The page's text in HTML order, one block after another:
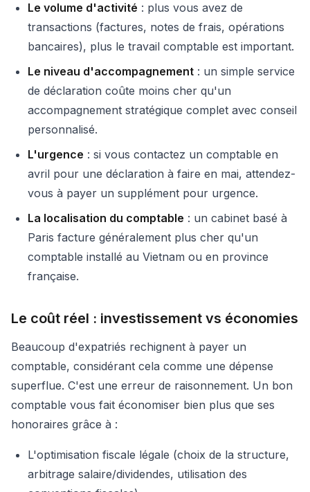
Le volume d'activité : plus vous avez de
transactions (factures, notes de frais, opérations
bancaires), plus le travail comptable est important.
Le niveau d'accompagnement : un simple service
de déclaration coûte moins cher qu'un
accompagnement stratégique complet avec conseil
personnalisé.
L'urgence : si vous contactez un comptable en
avril pour une déclaration à faire en mai, attendez-
vous à payer un supplément pour urgence.
La localisation du comptable : un cabinet basé à
Paris facture généralement plus cher qu'un
comptable installé au Vietnam ou en province
française.
Le coût réel : investissement vs économies
Beaucoup d'expatriés rechignent à payer un
comptable, considérant cela comme une dépense
superflue. C'est une erreur de raisonnement. Un bon
comptable vous fait économiser bien plus que ses
honoraires grâce à :
L'optimisation fiscale légale (choix de la structure,
arbitrage salaire/dividendes, utilisation des